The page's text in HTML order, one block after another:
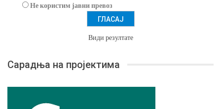
Не користим јавни превоз
Види резултате
Сарадња на пројектима